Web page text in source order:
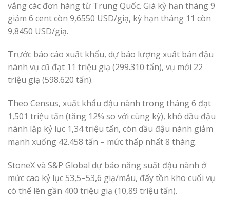
vắng các đơn hàng từ Trung Quốc. Giá kỳ hạn tháng 9
giảm 6 cent còn 9,6550 USD/giạ, kỳ hạn tháng 11 còn
9,8450 USD/giạ.
Trước báo cáo xuất khẩu, dự báo lượng xuất bán đậu
nành vụ cũ đạt 11 triệu giạ (299.310 tấn), vụ mới 22
triệu giạ (598.620 tấn).
Theo Census, xuất khẩu đậu nành trong tháng 6 đạt
1,501 triệu tấn (tăng 12% so với cùng kỳ), khô dầu đậu
nành lập kỷ lục 1,34 triệu tấn, còn dầu đậu nành giảm
mạnh xuống 42.458 tấn – mức thấp nhất 8 tháng.
StoneX và S&P Global dự báo năng suất đậu nành ở
mức cao kỷ lục 53,5–53,6 giạ/mẫu, đẩy tồn kho cuối vụ
có thể lên gần 400 triệu giạ (10,89 triệu tấn).